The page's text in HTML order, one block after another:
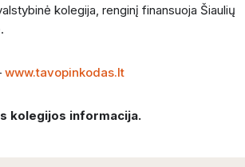
kolegija, renginį finansuoja Šiaulių
www.tavopinkodas.lt
kolegijos informacija.